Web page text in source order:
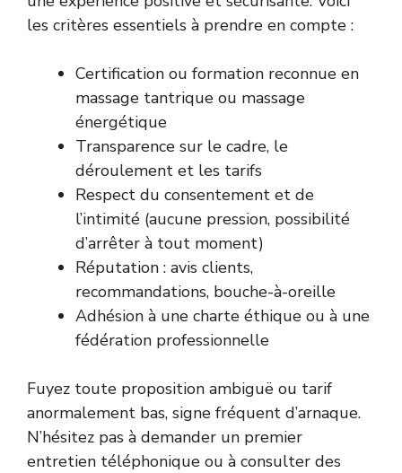
les critères essentiels à prendre en compte :
Certification ou formation reconnue en
massage tantrique ou massage
énergétique
Transparence sur le cadre, le
déroulement et les tarifs
Respect du consentement et de
l’intimité (aucune pression, possibilité
d’arrêter à tout moment)
Réputation : avis clients,
recommandations, bouche-à-oreille
Adhésion à une charte éthique ou à une
fédération professionnelle
Fuyez toute proposition ambiguë ou tarif
anormalement bas, signe fréquent d’arnaque.
N’hésitez pas à demander un premier
entretien téléphonique ou à consulter des